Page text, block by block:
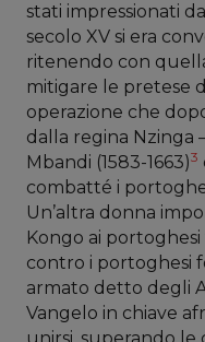
stati impressionati
secolo XV si era
ritenendo con
mitigare le pretese
operazione che
dalla regina Nzinga
Mbandi (1583-1663)3
combatté i
Un’altra donna
Kongo ai portoghesi
contro i portoghesi
armato detto degli
Vangelo in chiave